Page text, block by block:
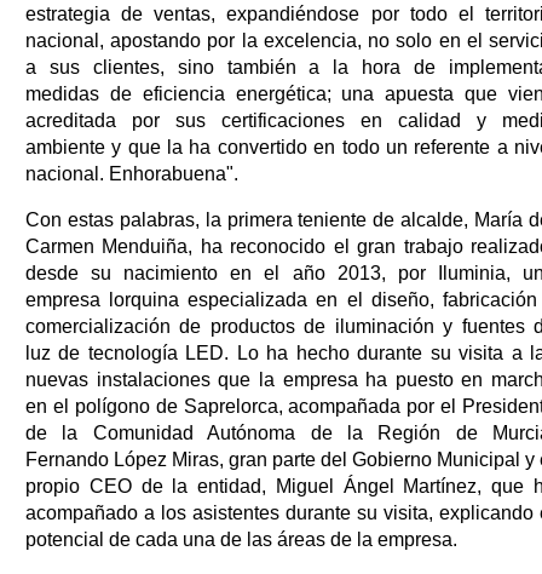
estrategia de ventas, expandiéndose por todo el
nacional, apostando por la excelencia, no solo en el
a sus clientes, sino también a la hora de
medidas de eficiencia energética; una apuesta que
acreditada por sus certificaciones en calidad y
ambiente y que la ha convertido en todo un referente a
nacional. Enhorabuena".
Con estas palabras, la primera teniente de alcalde, María
Carmen Menduiña, ha reconocido el gran trabajo
desde su nacimiento en el año 2013, por Iluminia,
empresa lorquina especializada en el diseño,
comercialización de productos de iluminación y fuentes
luz de tecnología LED. Lo ha hecho durante su visita a
nuevas instalaciones que la empresa ha puesto en
en el polígono de Saprelorca, acompañada por el
de la Comunidad Autónoma de la Región de
Fernando López Miras, gran parte del Gobierno Municipal y
propio CEO de la entidad, Miguel Ángel Martínez, que
acompañado a los asistentes durante su visita, explicando
potencial de cada una de las áreas de la empresa.